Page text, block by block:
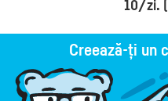
10/zi.
Creează-ți un